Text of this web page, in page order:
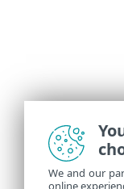
We and our
online